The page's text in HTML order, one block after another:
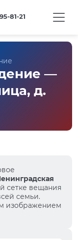
81-21
—
д.
сетке вещания
семьи.
изображением